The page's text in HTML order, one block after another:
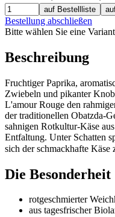
auf Bestellliste
Bestellung abschließen
Bitte wählen Sie eine
Beschreibung
Fruchtiger Paprika,
Zwiebeln und pikanter
L'amour Rouge den
der traditionellen Obatzda-
sahnigen Rotkultur-Käse
Entfaltung. Unter Schatten
sich der schmackhafte Käse
Die Besonderheit
rotgeschmierter
aus tagesfrischer